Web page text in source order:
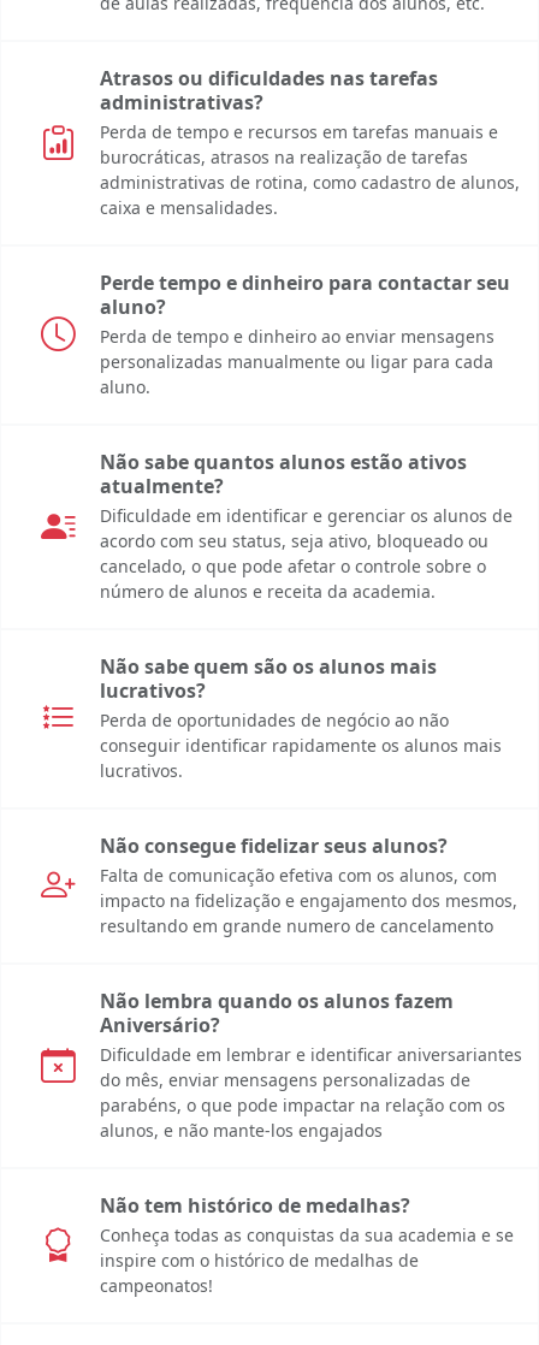
Atrasos ou dificuldades nas tarefas
administrativas?
Perda de tempo e recursos em tarefas manuais e
burocráticas, atrasos na realização de tarefas
administrativas de rotina, como cadastro de alunos,
caixa e mensalidades.
Perde tempo e dinheiro para contactar seu
aluno?
Perda de tempo e dinheiro ao enviar mensagens
personalizadas manualmente ou ligar para cada
aluno.
Não sabe quantos alunos estão ativos
atualmente?
Dificuldade em identificar e gerenciar os alunos de
acordo com seu status, seja ativo, bloqueado ou
cancelado, o que pode afetar o controle sobre o
número de alunos e receita da academia.
Não sabe quem são os alunos mais
lucrativos?
Perda de oportunidades de negócio ao não
conseguir identificar rapidamente os alunos mais
lucrativos.
Não consegue fidelizar seus alunos?
Falta de comunicação efetiva com os alunos, com
impacto na fidelização e engajamento dos mesmos,
resultando em grande numero de cancelamento
Não lembra quando os alunos fazem
Aniversário?
Dificuldade em lembrar e identificar aniversariantes
do mês, enviar mensagens personalizadas de
parabéns, o que pode impactar na relação com os
alunos, e não mante-los engajados
Não tem histórico de medalhas?
Conheça todas as conquistas da sua academia e se
inspire com o histórico de medalhas de
campeonatos!